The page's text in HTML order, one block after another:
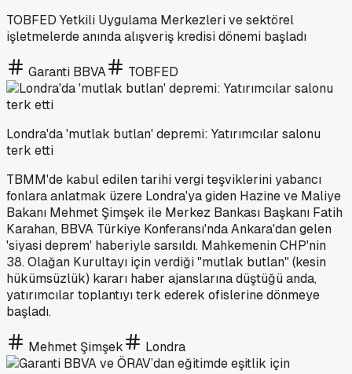
TOBFED Yetkili Uygulama Merkezleri ve sektörel
işletmelerde anında alışveriş kredisi dönemi başladı
Garanti BBVA TOBFED
Londra'da 'mutlak butlan' depremi: Yatırımcılar salonu
terk etti
TBMM'de kabul edilen tarihi vergi teşviklerini yabancı
fonlara anlatmak üzere Londra'ya giden Hazine ve Maliye
Bakanı Mehmet Şimşek ile Merkez Bankası Başkanı Fatih
Karahan, BBVA Türkiye Konferansı'nda Ankara'dan gelen
'siyasi deprem' haberiyle sarsıldı. Mahkemenin CHP'nin
38. Olağan Kurultayı için verdiği "mutlak butlan" (kesin
hükümsüzlük) kararı haber ajanslarına düştüğü anda,
yatırımcılar toplantıyı terk ederek ofislerine dönmeye
başladı.
Mehmet Şimşek Londra